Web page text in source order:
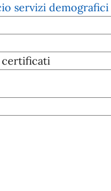
servizi demografici
certificati